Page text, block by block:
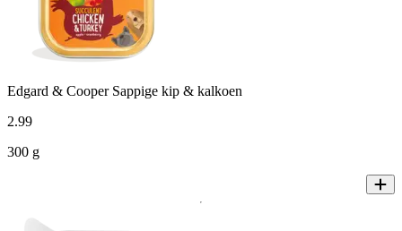
Edgard & Cooper Sappige kip & kalkoen
2.99
300 g